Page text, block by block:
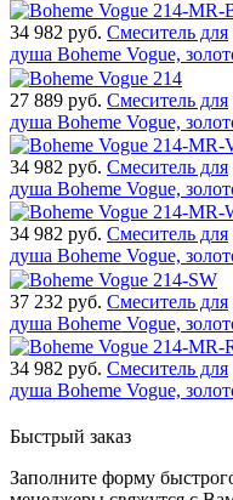
34 982 руб. Смеситель для
душа Boheme Vogue,
27 889 руб. Смеситель для
душа Boheme Vogue,
34 982 руб. Смеситель для
душа Boheme Vogue,
34 982 руб. Смеситель для
душа Boheme Vogue,
37 232 руб. Смеситель для
душа Boheme Vogue,
34 982 руб. Смеситель для
душа Boheme Vogue,
Быстрый заказ
Заполните форму